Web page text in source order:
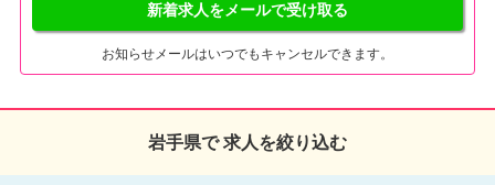
新着求人をメールで受け取る
お知らせメールはいつでもキャンセルできます。
岩手県で 求人を絞り込む